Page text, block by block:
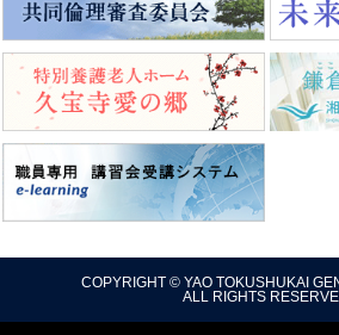
COPYRIGHT © YAO TOKUSHUKAI
ALL RIGHTS